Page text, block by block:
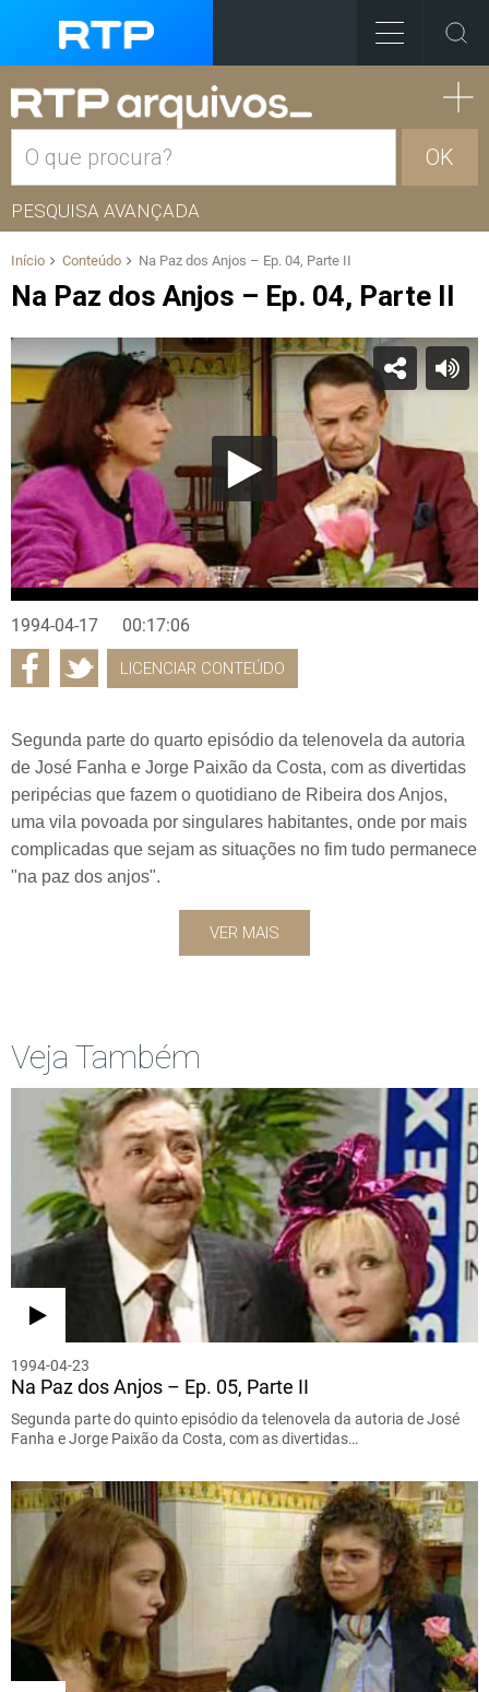
OK
PESQUISA AVANÇADA
Início Conteúdo Na Paz dos Anjos – Ep. 04, Parte II
Na Paz dos Anjos – Ep. 04, Parte II
1994-04-17 00:17:06
LICENCIAR CONTEÚDO
Segunda parte do quarto episódio da telenovela da autoria
de José Fanha e Jorge Paixão da Costa, com as divertidas
peripécias que fazem o quotidiano de Ribeira dos Anjos,
uma vila povoada por singulares habitantes, onde por mais
complicadas que sejam as situações no fim tudo permanece
"na paz dos anjos".
VER MAIS
Veja Também
1994-04-23
Na Paz dos Anjos – Ep. 05, Parte II
Segunda parte do quinto episódio da telenovela da autoria de José
Fanha e Jorge Paixão da Costa, com as divertidas…